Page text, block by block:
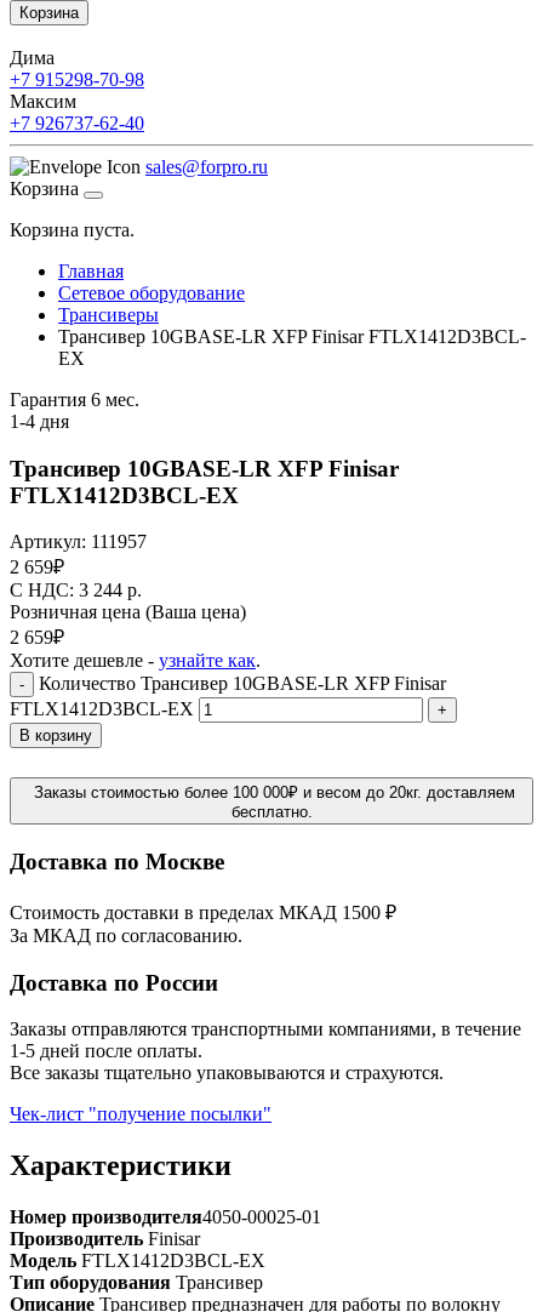
Корзина
Дима
+7 915298-70-98
Максим
+7 926737-62-40
sales@forpro.ru
Корзина
Корзина пуста.
Главная
Сетевое оборудование
Трансиверы
Трансивер 10GBASE-LR XFP Finisar FTLX1412D3BCL-
EX
Гарантия 6 мес.
1-4 дня
Трансивер 10GBASE-LR XFP Finisar
FTLX1412D3BCL-EX
Артикул: 111957
2 659₽
C НДС: 3 244 р.
Розничная цена (Ваша цена)
2 659₽
Хотите дешевле - узнайте как.
-
Количество Трансивер 10GBASE-LR XFP Finisar
FTLX1412D3BCL-EX
+
В корзину
Заказы стоимостью более 100 000₽ и весом до 20кг. доставляем
бесплатно.
Доставка по Москве
Стоимость доставки в пределах МКАД 1500 ₽
За МКАД по согласованию.
Доставка по России
Заказы отправляются транспортными компаниями, в течение
1-5 дней после оплаты.
Все заказы тщательно упаковываются и страхуются.
Чек-лист "получение посылки"
Характеристики
Номер производителя4050-00025-01
Производитель Finisar
Модель FTLX1412D3BCL-EX
Тип оборудования Трансивер
Описание Трансивер предназначен для работы по волокну